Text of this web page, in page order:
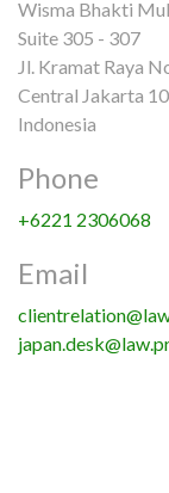
Wisma Bhakti
Suite 305 - 307
Jl. Kramat Raya
Central Jakarta
Indonesia
Phone
+6221 2306068
Email